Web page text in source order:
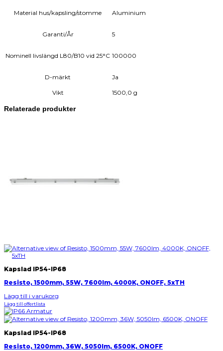
Material hus/kapsling/stomme Aluminium
Garanti/År 5
Nominell livslängd L80/B10 vid 25°C 100000
D-märkt Ja
Vikt 1500,0 g
Relaterade produkter
Kapslad IP54-IP68
Resisto, 1500mm, 55W, 7600lm, 4000K, ONOFF, 5xTH
Lägg till i varukorg
Lägg till offertlista
Kapslad IP54-IP68
Resisto, 1200mm, 36W, 5050lm, 6500K, ONOFF